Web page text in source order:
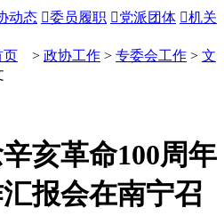
动态 委员履职 党派团体 机关
页 > 政协工作 > 专委会工作 > 文
亥革命100周年
报会在南宁召